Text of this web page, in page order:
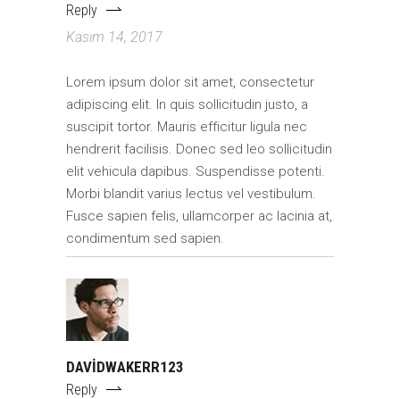
Reply
Kasım 14, 2017
Lorem ipsum dolor sit amet, consectetur
adipiscing elit. In quis sollicitudin justo, a
suscipit tortor. Mauris efficitur ligula nec
hendrerit facilisis. Donec sed leo sollicitudin
elit vehicula dapibus. Suspendisse potenti.
Morbi blandit varius lectus vel vestibulum.
Fusce sapien felis, ullamcorper ac lacinia at,
condimentum sed sapien.
DAVIDWAKERR123
Reply